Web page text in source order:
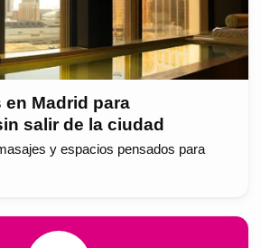
Madrid para
salir de la ciudad
y espacios pensados para